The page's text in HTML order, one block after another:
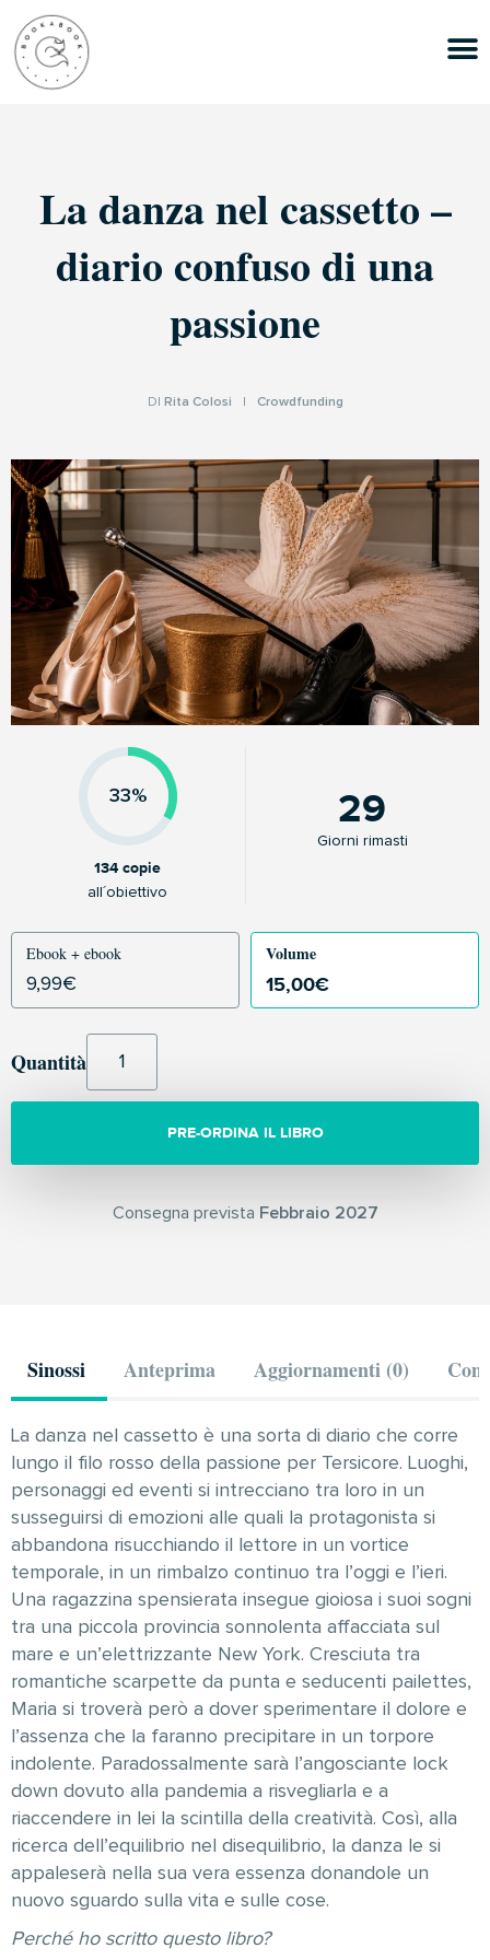
La danza nel cassetto –
diario confuso di una
passione
DI Rita Colosi Crowdfunding
33%
134 copie
all´obiettivo
29
Giorni rimasti
Ebook + ebook
9,99€
Volume
15,00€
Quantità
PRE-ORDINA IL LIBRO
Consegna prevista Febbraio 2027
Sinossi Anteprima Aggiornamenti (0)
La danza nel cassetto è una sorta di diario che corre
lungo il filo rosso della passione per Tersicore. Luoghi,
personaggi ed eventi si intrecciano tra loro in un
susseguirsi di emozioni alle quali la protagonista si
abbandona risucchiando il lettore in un vortice
temporale, in un rimbalzo continuo tra l’oggi e l’ieri.
Una ragazzina spensierata insegue gioiosa i suoi sogni
tra una piccola provincia sonnolenta affacciata sul
mare e un’elettrizzante New York. Cresciuta tra
romantiche scarpette da punta e seducenti pailettes,
Maria si troverà però a dover sperimentare il dolore e
l’assenza che la faranno precipitare in un torpore
indolente. Paradossalmente sarà l’angosciante lock
down dovuto alla pandemia a risvegliarla e a
riaccendere in lei la scintilla della creatività. Così, alla
ricerca dell’equilibrio nel disequilibrio, la danza le si
appaleserà nella sua vera essenza donandole un
nuovo sguardo sulla vita e sulle cose.
Perché ho scritto questo libro?